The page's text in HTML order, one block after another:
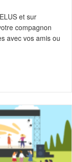
et sur
compagnon
avec vos amis ou
pleinement